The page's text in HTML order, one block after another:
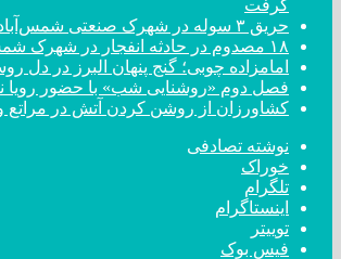
گرفت
حریق ۳ سوله در شهرک صنعتی شمس‌آباد با ۲۶ مصدوم
۱۸ مصدوم در حادثه انفجار در شهرک شمس‌آباد
امامزاده چوبی؛ گنج پنهان البرز در دل
فصل دوم «روشنایی شب» با حضور رویا
کشاورزان از روشن کردن آتش در مراتع و
نوشته تصادفی
خوراک
تلگرام
اینستاگرام
توییتر
فیس بوک